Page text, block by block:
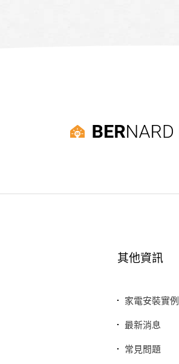
其他資訊
家電安裝實例
最新消息
常見問題